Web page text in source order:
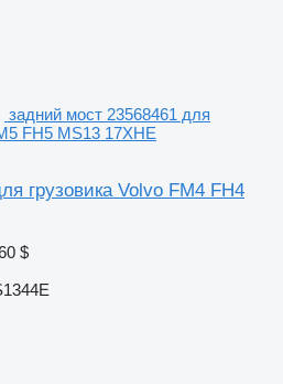
задний мост 23568461 для
FH5 MS13 17XHE
грузовика Volvo FM4 FH4
$